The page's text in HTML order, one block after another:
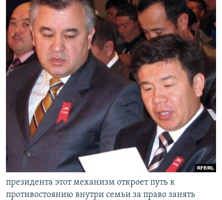
президента этот механизм откроет путь к
противостоянию внутри семьи за право занять